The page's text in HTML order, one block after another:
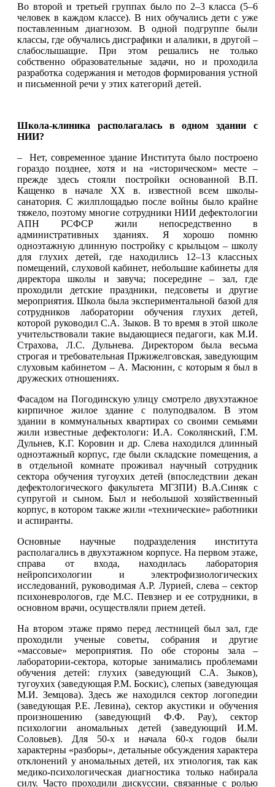
Во второй и третьей группах было по 2–3 класса (5–6
человек в каждом классе). В них обучались дети с уже
поставленным диагнозом. В одной подгруппе были
классы, где обучались дисграфики и алалики, в другой –
слабослышащие. При этом решались не только
собственно образовательные задачи, но и проходила
разработка содержания и методов формирования устной
и письменной речи у этих категорий детей.
Школа-клиника располагалась в одном здании с
НИИ?
– Нет, современное здание Института было построено
гораздо позднее, хотя и на «историческом» месте –
прежде здесь стояли постройки основанной В.П.
Кащенко в начале XX в. известной всем школы-
санатория. С жилплощадью после войны было крайне
тяжело, поэтому многие сотрудники НИИ дефектологии
АПН РСФСР жили непосредственно в
административных зданиях. Я хорошо помню
одноэтажную длинную постройку с крыльцом – школу
для глухих детей, где находились 12–13 классных
помещений, слуховой кабинет, небольшие кабинеты для
директора школы и завуча; посередине – зал, где
проходили детские праздники, педсоветы и другие
мероприятия. Школа была экспериментальной базой для
сотрудников лаборатории обучения глухих детей,
которой руководил С.А. Зыков. В то время в этой школе
учительствовали такие выдающиеся педагоги, как М.И.
Страхова, Л.С. Дульнева. Директором была весьма
строгая и требовательная Пржижелговская, заведующим
слуховым кабинетом – А. Масюнин, с которым я был в
дружеских отношениях.
Фасадом на Погодинскую улицу смотрело двухэтажное
кирпичное жилое здание с полуподвалом. В этом
здании в коммунальных квартирах со своими семьями
жили известные дефектологи: И.А. Соколянский, Г.М.
Дульнев, К.Г. Коровин и др. Слева находился длинный
одноэтажный корпус, где были складские помещения, а
в отдельной комнате проживал научный сотрудник
сектора обучения тугоухих детей (впоследствии декан
дефектологического факультета МГЗПИ) В.А.Синяк с
супругой и сыном. Был и небольшой хозяйственный
корпус, в котором также жили «технические» работники
и аспиранты.
Основные научные подразделения института
располагались в двухэтажном корпусе. На первом этаже,
справа от входа, находилась лаборатория
нейропсихологии и электрофизиологических
исследований, руководимая А.Р. Лурией, слева – сектор
психоневрологов, где М.С. Певзнер и ее сотрудники, в
основном врачи, осуществляли прием детей.
На втором этаже прямо перед лестницей был зал, где
проходили ученые советы, собрания и другие
«массовые» мероприятия. По обе стороны зала –
лаборатории-сектора, которые занимались проблемами
обучения детей: глухих (заведующий С.А. Зыков),
тугоухих (заведующая Р.М. Боскис), слепых (заведующая
М.И. Земцова). Здесь же находился сектор логопедии
(заведующая Р.Е. Левина), сектор акустики и обучения
произношению (заведующий Ф.Ф. Рау), сектор
психологии аномальных детей (заведующий И.М.
Соловьев). Для 50-х и начала 60-х годов были
характерны «разборы», детальные обсуждения характера
отклонений у аномальных детей, их этиология, так как
медико-психологическая диагностика только набирала
силу. Часто проходили дискуссии, связанные с ролью